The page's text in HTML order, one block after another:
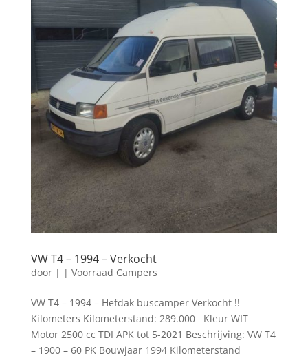
VW T4 – 1994 – Verkocht
door | | Voorraad Campers
VW T4 – 1994 – Hefdak buscamper Verkocht !!
Kilometers Kilometerstand: 289.000 Kleur WIT
Motor 2500 cc TDI APK tot 5-2021 Beschrijving: VW T4
– 1900 – 60 PK Bouwjaar 1994 Kilometerstand